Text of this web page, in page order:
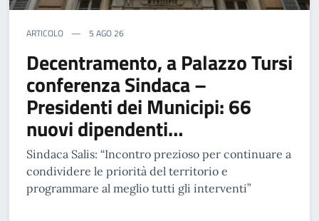
ARTICOLO 5 AGO 26
Decentramento, a Palazzo Tursi
conferenza Sindaca –
Presidenti dei Municipi: 66
nuovi dipendenti…
Sindaca Salis: “Incontro prezioso per continuare a
condividere le priorità del territorio e
programmare al meglio tutti gli interventi”